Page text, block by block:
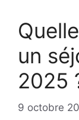
un
2025
9 octobre